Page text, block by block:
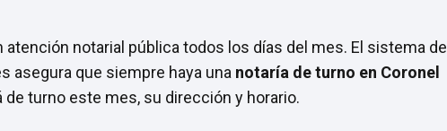
atención notarial pública todos los días del mes. El sistema de
asegura que siempre haya una notaría de turno en Coronel
turno este mes, su dirección y horario.